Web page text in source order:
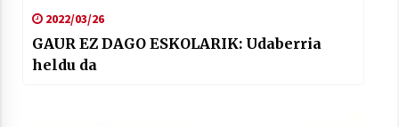
2022/03/26
GAUR EZ DAGO ESKOLARIK: Udaberria
heldu da